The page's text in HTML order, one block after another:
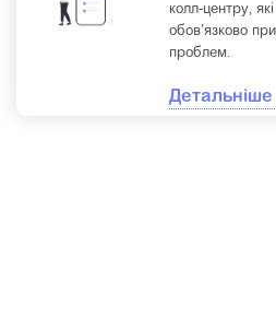
колл-центру,
обов’язково
проблем.
Детальніше